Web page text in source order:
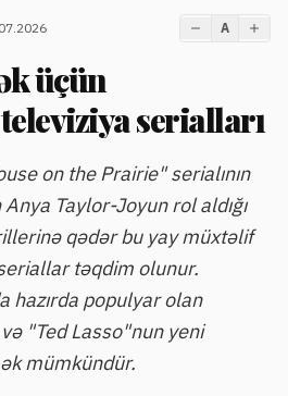
A
üçün
serialları
on the Prairie" serialının
Taylor-Joyun rol aldığı
qədər bu yay müxtəlif
təqdim olunur.
hazırda populyar olan
"Ted Lasso"nun yeni
mümkündür.